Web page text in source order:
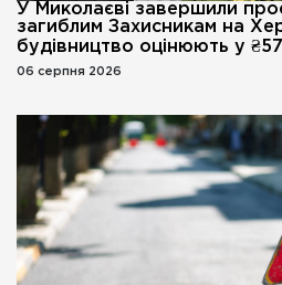
У Миколаєві завершили
загиблим Захисникам на
будівництво оцінюють у ₴57
06 серпня 2026